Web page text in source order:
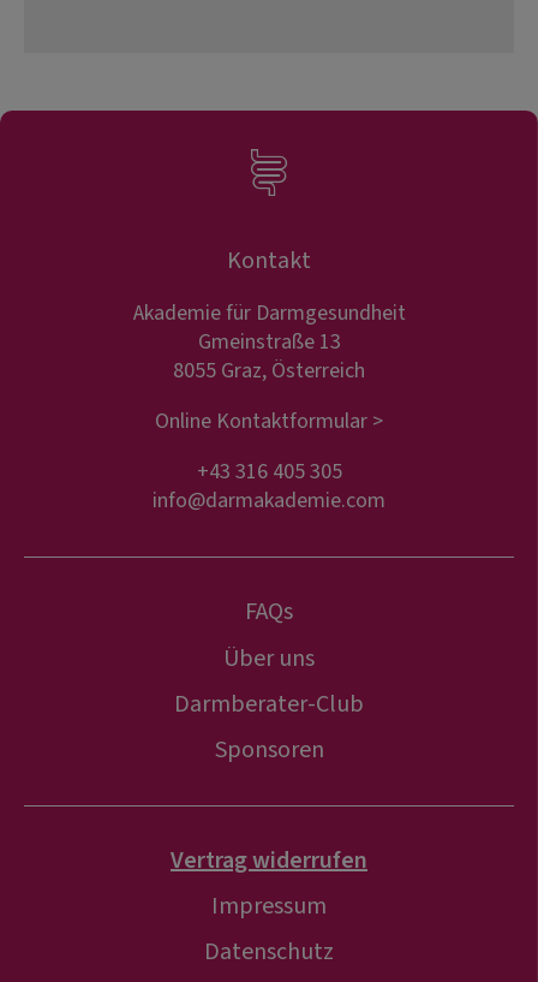
Kontakt
Akademie für Darmgesundheit
Gmeinstraße 13
8055 Graz, Österreich
Online Kontaktformular >
+43 316 405 305
info@darmakademie.com
FAQs
Über uns
Darmberater-Club
Sponsoren
Vertrag widerrufen
Impressum
Datenschutz